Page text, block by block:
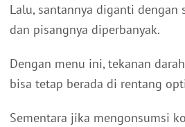
Lalu, santannya diganti dengan
dan pisangnya diperbanyak.
Dengan menu ini, tekanan
bisa tetap berada di rentang
Sementara jika mengonsumsi